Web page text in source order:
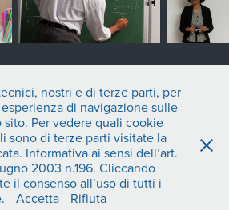
↑ Back to Top
photographer | video maker - DOC
SOC. COOP. - c.f./p.iva 04464170234
Copyright - ©STEFANO OPPO 2026 All
rights reserved
nostri e di terze parti, per
di navigazione sulle
Per vedere quali cookie
sono di terze parti visitate la
Informativa ai sensi dell’art.
2003 n.196. Cliccando
il consenso all’uso di tutti i
Accetta Rifiuta